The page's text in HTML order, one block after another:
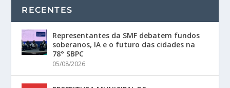
RECENTES
Representantes da SMF debatem fundos
soberanos, IA e o futuro das cidades na
78° SBPC
05/08/2026